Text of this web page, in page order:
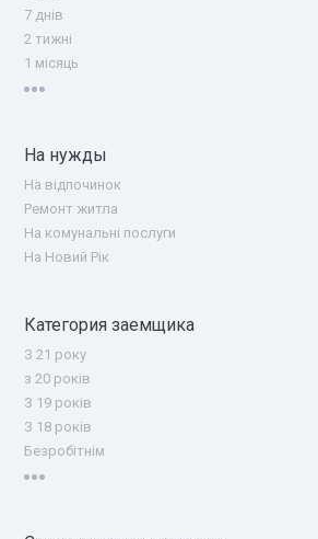
7 днів
2 тижні
1 місяць
На нужды
На відпочинок
Ремонт житла
На комунальні послуги
На Новий Рік
Категория заемщика
З 21 року
з 20 років
З 19 років
З 18 років
Безробітнім